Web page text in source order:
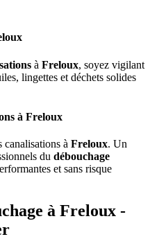
à Freloux, soyez vigilant
lingettes et déchets solides
à Freloux
canalisations à Freloux. Un
du débouchage
et sans risque
à Freloux -